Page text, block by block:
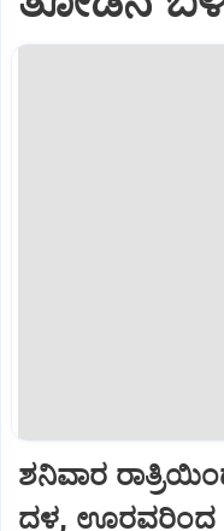
ಶನಿವಾರ
ದಳ, ಊರವರಿಂದ